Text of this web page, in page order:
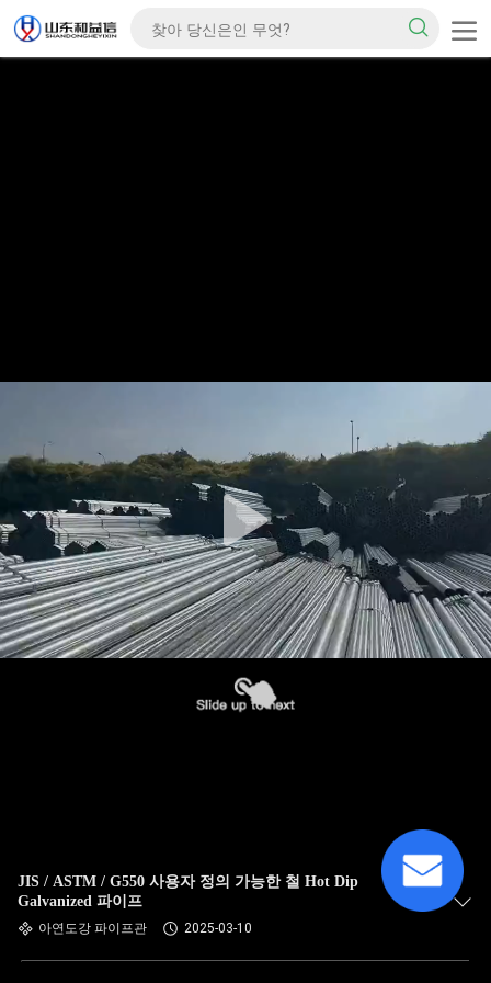
JIS / ASTM / G550 사용자 정의 가능한 철 Hot Dip
Galvanized 파이프
아연도강 파이프관 2025-03-10